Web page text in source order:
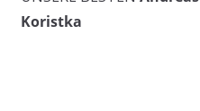
Koristka